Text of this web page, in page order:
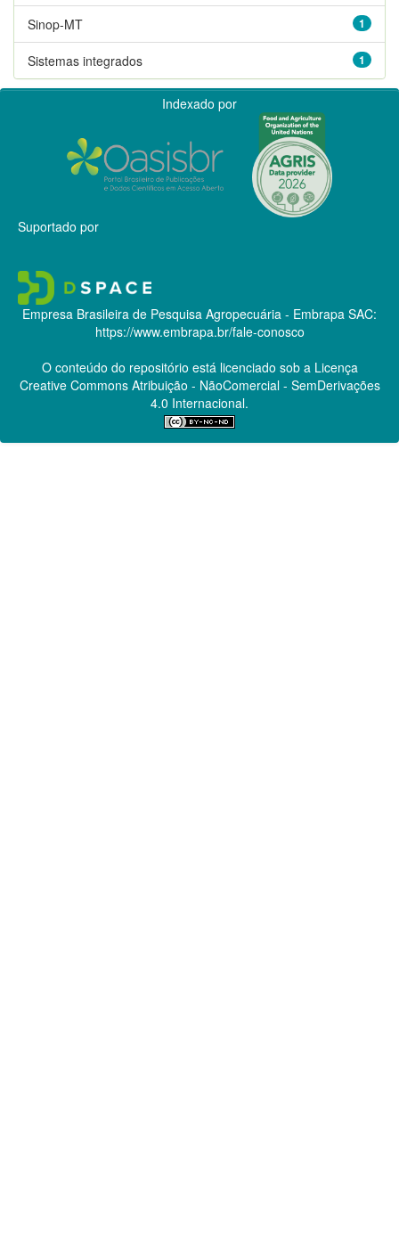
1
Sinop-MT
1
Sistemas integrados
Indexado por
Suportado por
Empresa Brasileira de Pesquisa Agropecuária - Embrapa SAC:
https://www.embrapa.br/fale-conosco
O conteúdo do repositório está licenciado sob a Licença
Creative CommonsAtribuição - NãoComercial - SemDerivações
4.0 Internacional.